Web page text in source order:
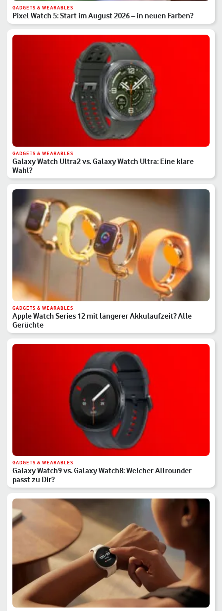
GADGETS & WEARABLES
Pixel Watch 5: Start im August 2026 – in neuen Farben?
GADGETS & WEARABLES
Galaxy Watch Ultra2 vs. Galaxy Watch Ultra: Eine klare
Wahl?
GADGETS & WEARABLES
Apple Watch Series 12 mit längerer Akkulaufzeit? Alle
Gerüchte
GADGETS & WEARABLES
Galaxy Watch9 vs. Galaxy Watch8: Welcher Allrounder
passt zu Dir?